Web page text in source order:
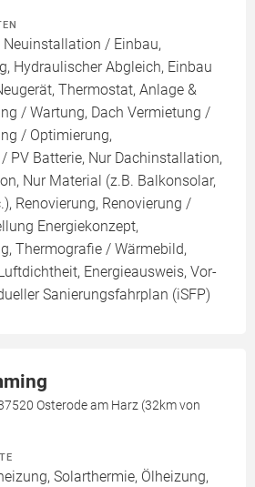
Neuinstallation / Einbau,
Hydraulischer Abgleich, Einbau
Thermostat, Anlage &
/ Wartung, Dach Vermietung /
/ Optimierung,
PV Batterie, Nur Dachinstallation,
Nur Material (z.B. Balkonsolar,
Renovierung, Renovierung /
Energiekonzept,
Thermografie / Wärmebild,
Energieausweis, Vor-
Sanierungsfahrplan (iSFP)
Osterode am Harz (32km von
Solarthermie, Ölheizung,